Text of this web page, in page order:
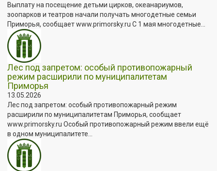
Выплату на посещение детьми цирков, океанариумов,
зоопарков и театров начали получать многодетные семьи
Приморья, сообщает www.primorsky.ru С 1 мая многодетные...
Лес под запретом: особый противопожарный
режим расширили по муниципалитетам
Приморья
13.05.2026
Лес под запретом: особый противопожарный режим
расширили по муниципалитетам Приморья, сообщает
www.primorsky.ru Особый противопожарный режим ввели ещё
в одном муниципалитете...